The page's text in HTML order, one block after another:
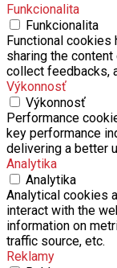
Funkcionalita
Funkcionalita
Functional
sharing the
collect feedbacks,
Výkonnosť
Výkonnosť
Performance
key performance
delivering a better
Analytika
Analytika
Analytical cookies
interact with the
information on
traffic source, etc.
Reklamy